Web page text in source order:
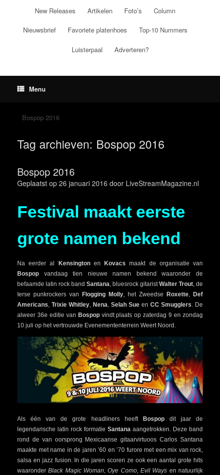
New Releases Artikelen Foto’s Column
Nieuwsbrief Favoriete platenhoes Top-10 Nummers
Luisterpaal Adverteren?
Menu
Bospop 2016
Tag archieven: Bospop 2016
Bospop 2016
Geplaatst op 26 januari 2016 door LiveStreamMagazine.nl
Festival maakt eerste
grote namen bekend
Na eerder al Kensington en Kovacs maakt de organisatie van
Bospop vandaag tien nieuwe namen bekend waaronder de
befaamde latin rock band Santana , bluesrock gitarist Walter Trout , de
Ierse punkrockers van Flogging Molly , het Zweedse Roxette
Def
Americans Trixie Whitley Nena Selah Sue en CC Smugglers . De
alweer 36e editie van Bospopvindt plaats op zaterdag 9 en zondag
10 juli op het vertrouwde Evenemententerrein Weert Noord.
Als één van de grote headliners heeft Bospopdit jaar de
legendarische latin rock formatie Santana aangetrokken. Deze band
rond de van oorsprong Mexicaanse gitaarvirtuoos Carlos Santana
maakte met name in de jaren ’60 en ’70 furore met een mix van rock,
salsa en jazz fusion. In die jaren scoren ze ook een aantal grote hits
waaronderBlack Magic Woman, Oye Como, Evil Ways en natuurlijk